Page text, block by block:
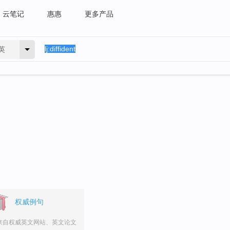
云笔记 惠惠 更多产品
权威例句
自权威英文网站、英文论文